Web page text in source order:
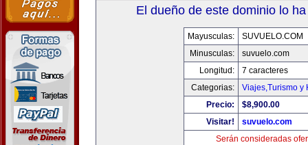
El dueño de este dominio lo
Mayusculas:
SUVUELO.COM
Minusculas:
suvuelo.com
Longitud:
7 caracteres
Categorias:
Viajes,Turismo y
Precio:
$8,900.00
Visitar!
suvuelo.com
Serán consideradas